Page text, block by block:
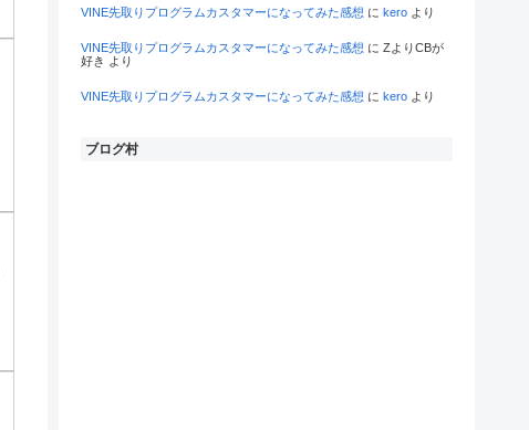
VINE先取りプログラムカスタマーになってみた感想 に kero より
VINE先取りプログラムカスタマーになってみた感想 に ZよりCBが
好き より
VINE先取りプログラムカスタマーになってみた感想 に kero より
ブログ村